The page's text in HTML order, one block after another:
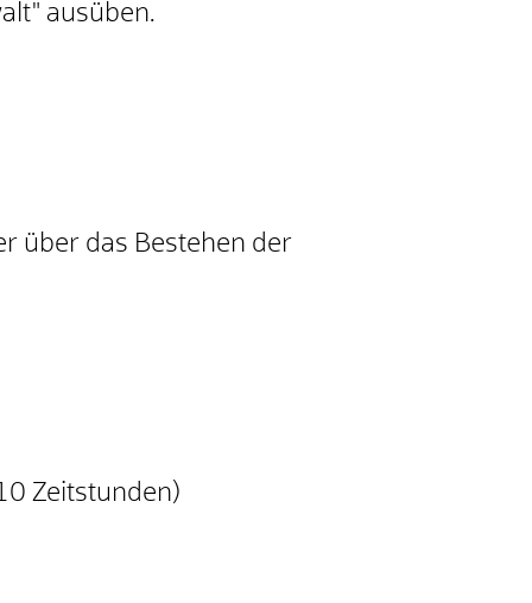
ausüben.
über das Bestehen der
Zeitstunden)